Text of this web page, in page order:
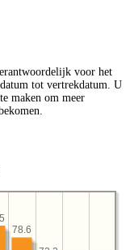
voor het
tot vertrekdatum. U
maken om meer